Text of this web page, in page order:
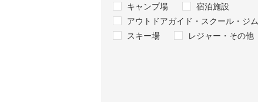
キャンプ場
宿泊施設
アウトドアガイド・スクール・ジム
スキー場
レジャー・その他